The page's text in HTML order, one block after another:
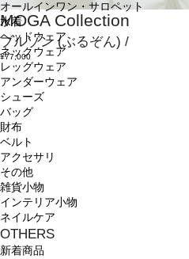
オールインワン・サロペット
水着
ヘッドウェア
ネックウェア
レッグウェア
アンダーウェア
シューズ
バッグ
財布
ベルト
アクセサリ
その他
雑貨小物
インテリア小物
ネイルケア
OTHERS
新着商品
MOGA Collection
ブルゾン(ぶるぞん) /
¥77,000